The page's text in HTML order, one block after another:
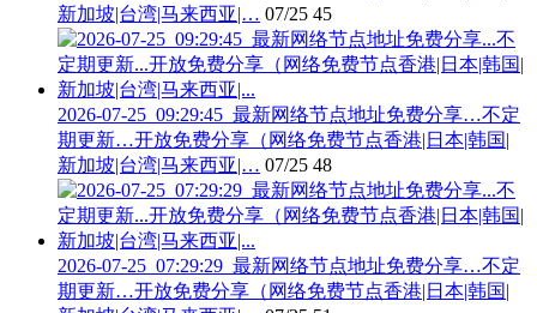
新加坡|台湾|马来西亚|… 07/25 45
2026-07-25_09:29:45_最新网络节点地址免费分享…不定
期更新…开放免费分享（网络免费节点香港|日本|韩国|
新加坡|台湾|马来西亚|… 07/25 48
2026-07-25_07:29:29_最新网络节点地址免费分享…不定
期更新…开放免费分享（网络免费节点香港|日本|韩国|